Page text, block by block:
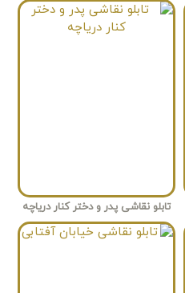
تابلو نقاشی پدر و دختر کنار دریاچه